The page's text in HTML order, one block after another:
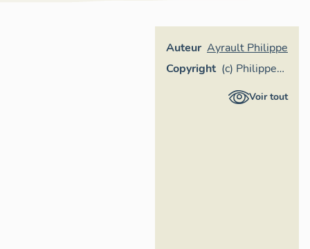
Auteur Ayrault Philippe
Copyright (c) Philippe
Ayrault,Voir tout